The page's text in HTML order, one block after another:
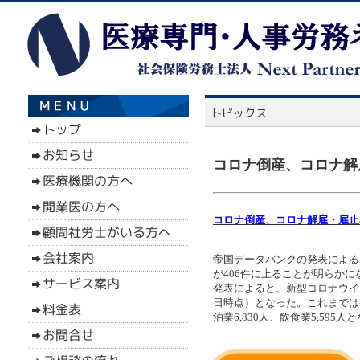
コロナ倒産、コロナ
コロナ倒産、コロナ解雇・雇
帝国データバンクの発表によ
が406件に上ることが明らか
発表によると、新型コロナウ
日時点）となった。これまで
泊業6,830人、飲食業5,595人